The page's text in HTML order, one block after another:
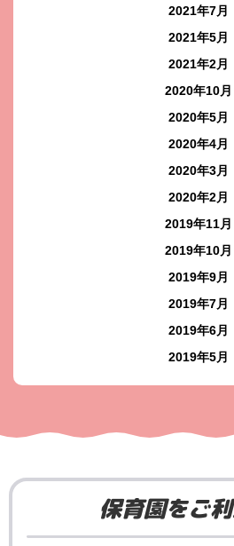
2021年7月
2021年5月
2021年2月
2020年10月
2020年5月
2020年4月
2020年3月
2020年2月
2019年11月
2019年10月
2019年9月
2019年7月
2019年6月
2019年5月
保育園をご